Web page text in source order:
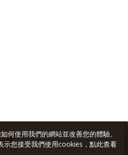
機
何使用我們的網站並改善您的體驗。
示您接受我們使用cookies，點此查看